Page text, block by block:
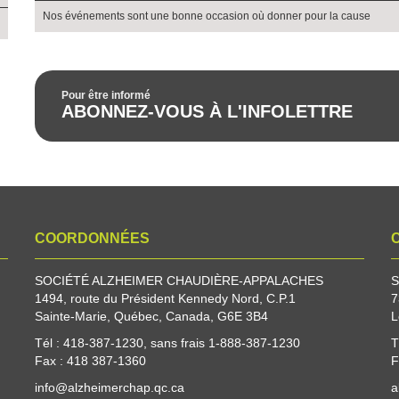
Nos événements sont une bonne occasion où donner pour la cause
Pour être informé
ABONNEZ-VOUS À L'INFOLETTRE
COORDONNÉES
SOCIÉTÉ ALZHEIMER CHAUDIÈRE-APPALACHES
1494, route du Président Kennedy Nord, C.P.1
Sainte-Marie, Québec, Canada, G6E 3B4
Tél : 418-387-1230, sans frais 1-888-387-1230
Fax : 418 387-1360
info@alzheimerchap.qc.ca